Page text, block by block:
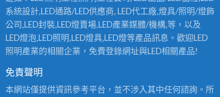
系統設計,LED通路/LED供應商, LED代工廠,燈具/照明/燈飾
公司,LED封裝,LED燈賣場,LED產業媒體/機構,等，以及
LED燈泡,LED照明,LED燈具,LED燈等產品訊息。歡迎LED
照明產業的相關企業，免費登錄網址與LED相關產品!
免責聲明
本網站僅提供資訊參考平台，並不涉入其中任何諮詢。所